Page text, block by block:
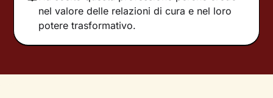
nel valore delle relazioni di cura e nel loro
potere trasformativo.